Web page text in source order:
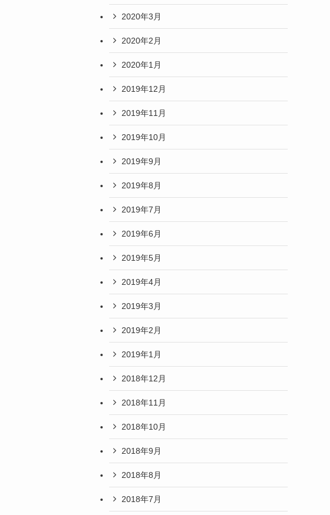
2020年3月
2020年2月
2020年1月
2019年12月
2019年11月
2019年10月
2019年9月
2019年8月
2019年7月
2019年6月
2019年5月
2019年4月
2019年3月
2019年2月
2019年1月
2018年12月
2018年11月
2018年10月
2018年9月
2018年8月
2018年7月